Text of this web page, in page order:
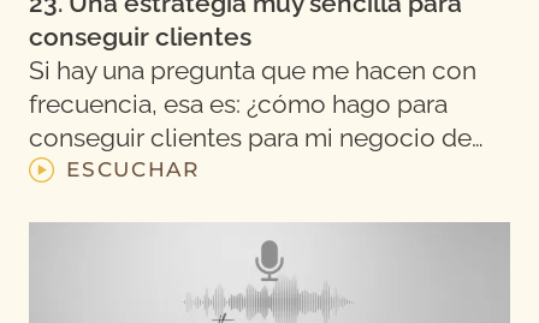
conseguir clientes
Si hay una pregunta que me hacen con
frecuencia, esa es: ¿cómo hago para
conseguir clientes para mi negocio de…
ESCUCHAR